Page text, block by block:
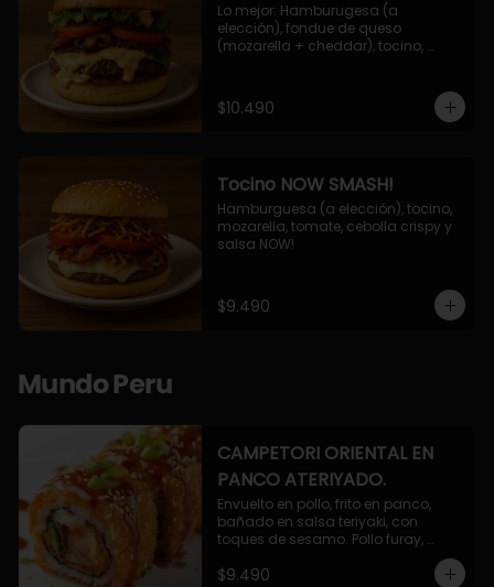
Lo mejor: Hamburugesa (a
elección), fondue de queso
(mozarella + cheddar), tocino,
NOW!
$10.490
Tocino NOW SMASH!
Hamburguesa (a elección), tocino,
mozarella, tomate, cebolla crispy y
salsa NOW!
$9.490
Mundo Peru
CAMPETORI ORIENTAL EN
PANCO ATERIYADO.
Envuelto en pollo, frito en panco,
bañado en salsa teriyaki, con
toques de sesamo. Pollo furay,
queso, champiñon furay, cebollin.
$9.490